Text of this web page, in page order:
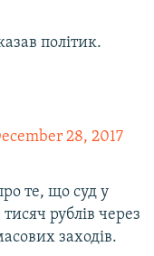
політик.
28, 2017
те, що суд у
рублів через
заходів.